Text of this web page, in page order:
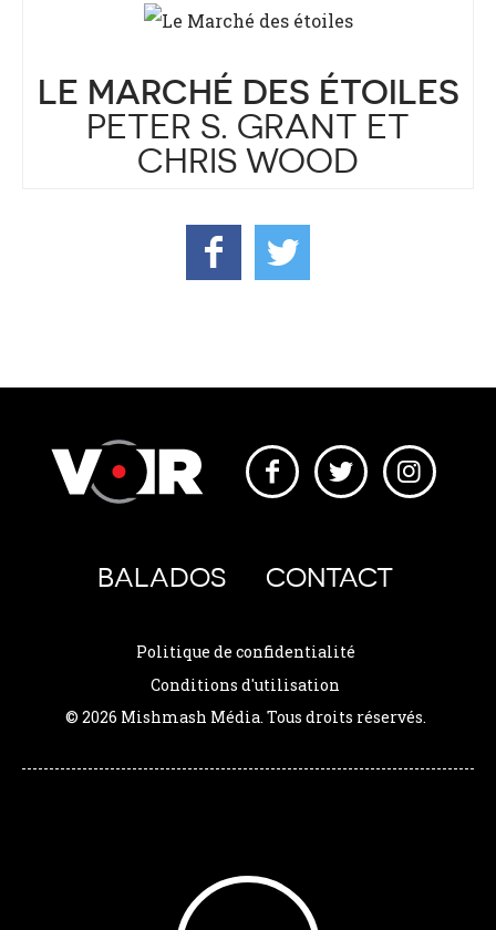
LE MARCHÉ DES ÉTOILES
PETER S. GRANT ET
CHRIS WOOD
BALADOS CONTACT
Politique de confidentialité
Conditions d'utilisation
© 2026 Mishmash Média. Tous droits réservés.